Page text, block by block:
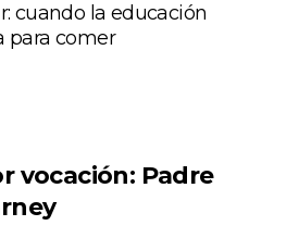
cuando la educación
para comer
vocación: Padre